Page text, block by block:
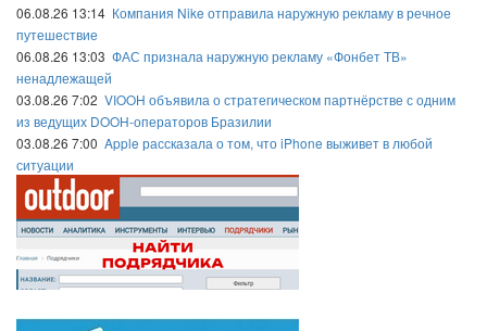
06.08.26 13:14 Компания Nike отправила наружную рекламу в речное
путешествие
06.08.26 13:03 ФАС признала наружную рекламу «Фонбет ТВ»
ненадлежащей
03.08.26 7:02 VIOOH объявила о стратегическом партнёрстве с одним
из ведущих DOOH-операторов Бразилии
03.08.26 7:00 Apple рассказала о том, что iPhone выживет в любой
ситуации